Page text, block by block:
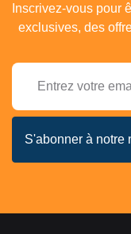
Inscrivez-vous pour
exclusives, des